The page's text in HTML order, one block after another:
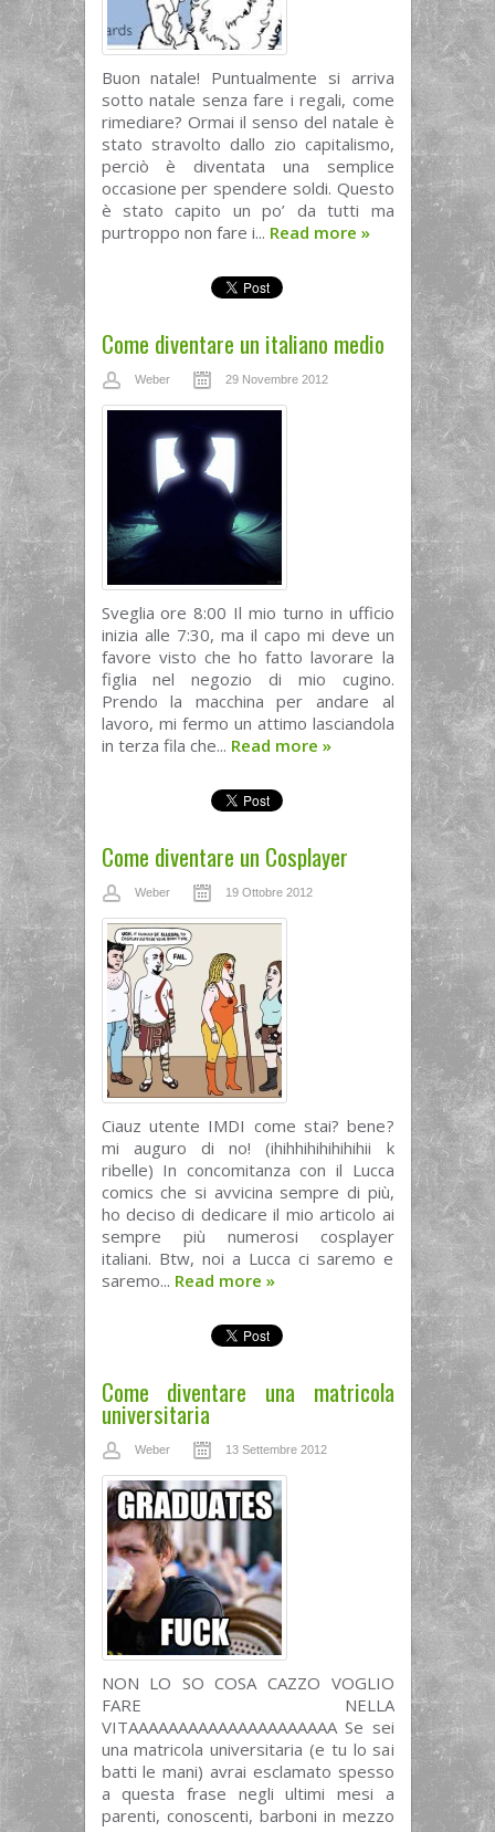
Buon natale! Puntualmente si arriva
sotto natale senza fare i regali, come
rimediare? Ormai il senso del natale è
stato stravolto dallo zio capitalismo,
perciò è diventata una semplice
occasione per spendere soldi. Questo
è stato capito un po’ da tutti ma
purtroppo non fare i... Read more »
Come diventare un italiano medio
Weber 29 Novembre 2012
Sveglia ore 8:00 Il mio turno in ufficio
inizia alle 7:30, ma il capo mi deve un
favore visto che ho fatto lavorare la
figlia nel negozio di mio cugino.
Prendo la macchina per andare al
lavoro, mi fermo un attimo lasciandola
in terza fila che... Read more »
Come diventare un Cosplayer
Weber 19 Ottobre 2012
Ciauz utente IMDI come stai? bene?
mi auguro di no! (ihihhihihihihihii k
ribelle) In concomitanza con il Lucca
comics che si avvicina sempre di più,
ho deciso di dedicare il mio articolo ai
sempre più numerosi cosplayer
italiani. Btw, noi a Lucca ci saremo e
saremo... Read more »
Come diventare una matricola
universitaria
Weber 13 Settembre 2012
NON LO SO COSA CAZZO VOGLIO
FARE NELLA
VITAAAAAAAAAAAAAAAAAAAAA Se sei
una matricola universitaria (e tu lo sai
batti le mani) avrai esclamato spesso
a questa frase negli ultimi mesi a
parenti, conoscenti, barboni in mezzo